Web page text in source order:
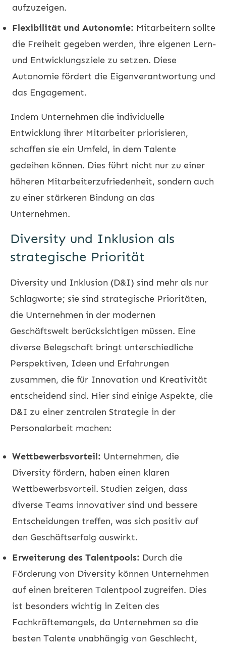
aufzuzeigen.
Flexibilität und Autonomie: Mitarbeitern sollte
die Freiheit gegeben werden, ihre eigenen Lern-
und Entwicklungsziele zu setzen. Diese
Autonomie fördert die Eigenverantwortung und
das Engagement.
Indem Unternehmen die individuelle
Entwicklung ihrer Mitarbeiter priorisieren,
schaffen sie ein Umfeld, in dem Talente
gedeihen können. Dies führt nicht nur zu einer
höheren Mitarbeiterzufriedenheit, sondern auch
zu einer stärkeren Bindung an das
Unternehmen.
Diversity und Inklusion als
strategische Priorität
Diversity und Inklusion (D&I) sind mehr als nur
Schlagworte; sie sind strategische Prioritäten,
die Unternehmen in der modernen
Geschäftswelt berücksichtigen müssen. Eine
diverse Belegschaft bringt unterschiedliche
Perspektiven, Ideen und Erfahrungen
zusammen, die für Innovation und Kreativität
entscheidend sind. Hier sind einige Aspekte, die
D&I zu einer zentralen Strategie in der
Personalarbeit machen:
Wettbewerbsvorteil: Unternehmen, die
Diversity fördern, haben einen klaren
Wettbewerbsvorteil. Studien zeigen, dass
diverse Teams innovativer sind und bessere
Entscheidungen treffen, was sich positiv auf
den Geschäftserfolg auswirkt.
Erweiterung des Talentpools: Durch die
Förderung von Diversity können Unternehmen
auf einen breiteren Talentpool zugreifen. Dies
ist besonders wichtig in Zeiten des
Fachkräftemangels, da Unternehmen so die
besten Talente unabhängig von Geschlecht,